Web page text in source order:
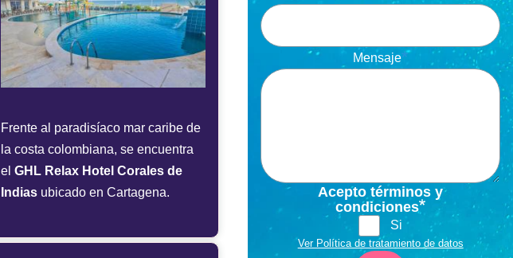
Frente al paradisíaco mar caribe de
la costa colombiana, se encuentra
el GHL Relax Hotel Corales de
Indiasubicado en Cartagena.
Mensaje
Acepto términos y
condiciones
Si
Ver Política de tratamiento de datos